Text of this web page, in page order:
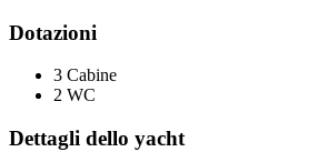
Dotazioni
3 Cabine
2 WC
Dettagli dello yacht